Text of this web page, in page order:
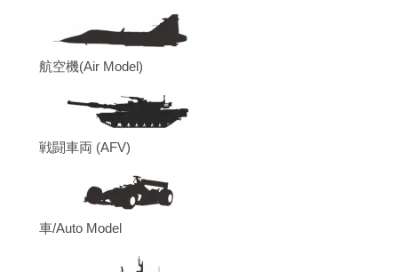
航空機(Air Model)
戦闘車両 (AFV)
車/Auto Model